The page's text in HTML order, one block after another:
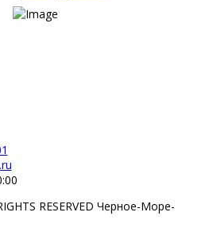
RESERVED Черное-Море-